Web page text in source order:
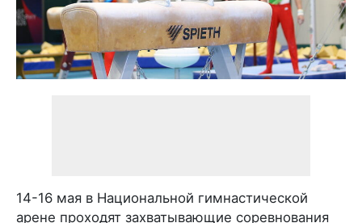
14-16 мая в Национальной гимнастической
арене проходят захватывающие соревнования